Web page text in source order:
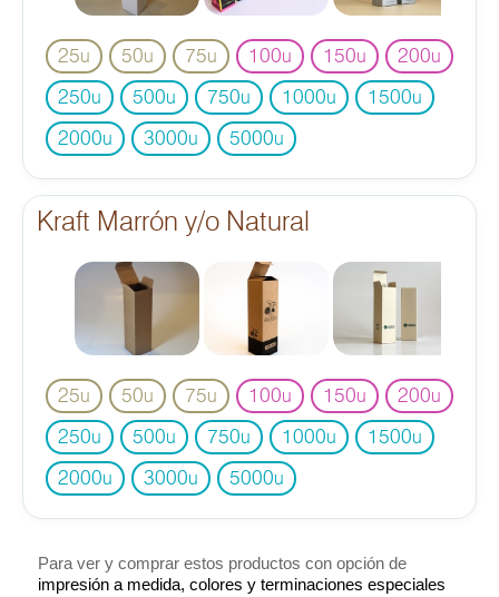
25u 50u 75u 100u 150u 200u
250u 500u 750u 1000u 1500u
2000u 3000u 5000u
Kraft Marrón y/o Natural
25u 50u 75u 100u 150u 200u
250u 500u 750u 1000u 1500u
2000u 3000u 5000u
Para ver y comprar estos productos con opción de
impresión a medida, colores y terminaciones especiales